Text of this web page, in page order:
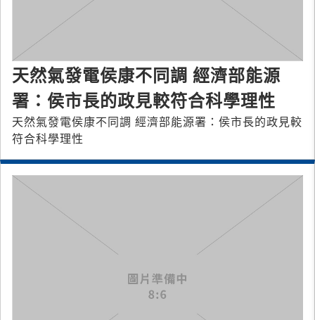
天然氣發電侯康不同調 經濟部能源
署：侯市長的政見較符合科學理性
天然氣發電侯康不同調 經濟部能源署：侯市長的政見較
符合科學理性